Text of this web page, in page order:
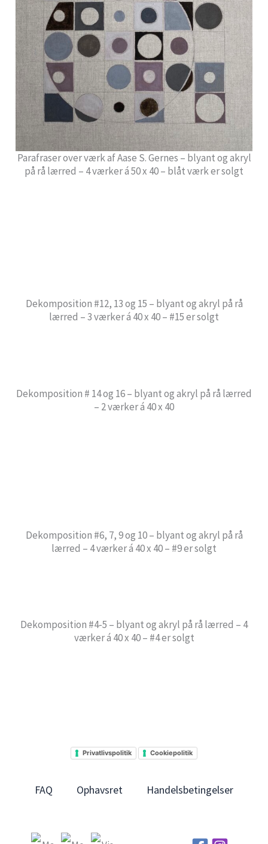
Parafraser over værk af Aase S. Gernes – blyant og akryl
på rå lærred – 4 værker á 50 x 40 – blåt værk er solgt
Dekomposition #12, 13 og 15 – blyant og akryl på rå
lærred – 3 værker á 40 x 40 – #15 er solgt
Dekomposition # 14 og 16 – blyant og akryl på rå lærred
– 2 værker á 40 x 40
Dekomposition #6, 7, 9 og 10 – blyant og akryl på rå
lærred – 4 værker á 40 x 40 – #9 er solgt
Dekomposition #4-5 – blyant og akryl på rå lærred – 4
værker á 40 x 40 – #4 er solgt
Privatlivspolitik Cookiepolitik
FAQ Ophavsret Handelsbetingelser